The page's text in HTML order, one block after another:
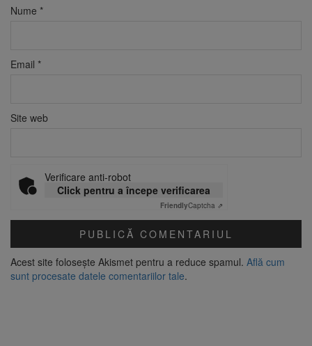
Nume *
Email *
Site web
Verificare anti-robot
Click pentru a începe verificarea
FriendlyCaptcha ⇗
Acest site folosește Akismet pentru a reduce spamul. Află cum
sunt procesate datele comentariilor tale.